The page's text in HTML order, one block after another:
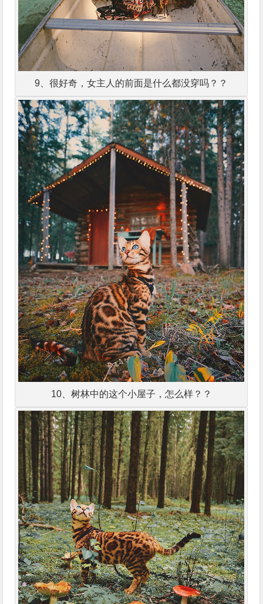
9、很好奇，女主人的前面是什么都没穿吗？？
10、树林中的这个小屋子，怎么样？？